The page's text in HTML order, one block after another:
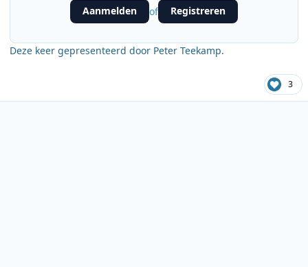
Aanmelden of Registreren
Deze keer gepresenteerd door Peter Teekamp.
3